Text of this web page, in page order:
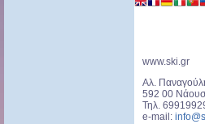
www.ski.gr
Αλ.
592 00
Τηλ.
e-mail: